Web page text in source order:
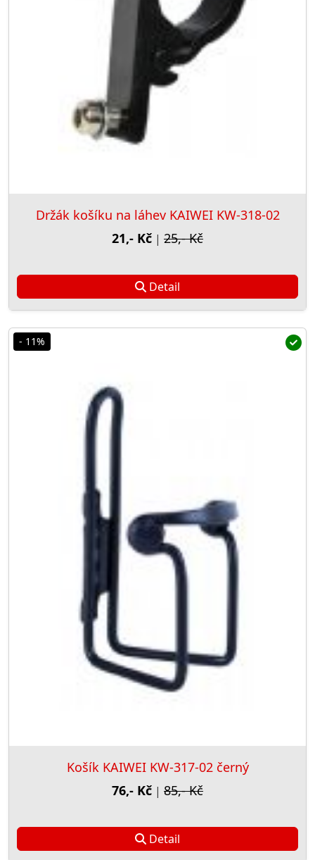
Držák košíku na láhev KAIWEI KW-318-02
21,- Kč | 25,- Kč
Detail
- 11%
Košík KAIWEI KW-317-02 černý
76,- Kč | 85,- Kč
Detail